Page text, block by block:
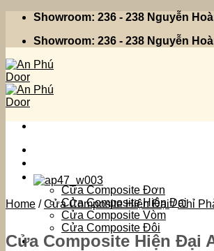
Skip
content
Showroom: 236 - 238 Nguyễn
Showroom: 236 - 238 Nguyễn
Sản Phẩm
Cửa Composite Đơn
Cửa Composite Hiên Đại
Cửa Composite Vòm
Cửa Composite Đôi
Giới Thiệu
Home / Cửa Composite Hiện Đại / Chỉ
Cửa Composite Hiện Đại